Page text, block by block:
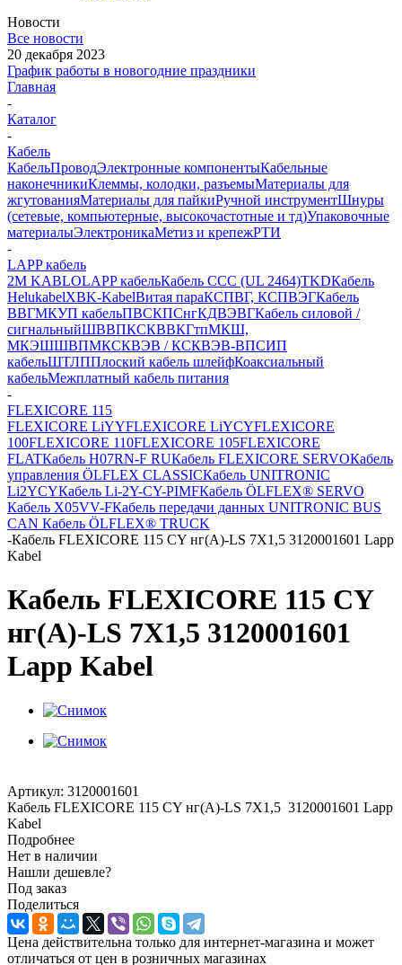
Новости
Все новости
20 декабря 2023
График работы в новогодние праздники
Главная
-
Каталог
-
Кабель
КабельПроводЭлектронные компонентыКабельные
наконечникиКлеммы, колодки, разъемыМатериалы для
жгутованияМатериалы для пайкиРучной инструментШнуры
(сетевые, компьютерные, высокочастотные и тд)Упаковочные
материалыЭлектроникаМетиз и крепежРТИ
-
LAPP кабель
2M KABLOLAPP кабельКабель CCC (UL 2464)TKDКабель
HelukabelXBK-KabelВитая параКСПВГ, КСПВЭГКабель
ВВГМКУП кабельПВСКПСнгКДВЭВГКабель силовой /
сигнальныйШВВПКСКВВКГтпМКШ,
МКЭШШВПМКСКВЭВ / КСКВЭВ-ВПСИП
кабельШТЛППлоский кабель шлейфКоаксиальный
кабельМежплатный кабель питания
-
FLEXICORE 115
FLEXICORE LiYYFLEXICORE LiYCYFLEXICORE
100FLEXICORE 110FLEXICORE 105FLEXICORE
FLATКабель H07RN-F RUКабель FLEXICORE SERVOКабель
управления ÖLFLEX CLASSICКабель UNITRONIC
Li2YCYКабель Li-2Y-CY-PIMFКабель ÖLFLEX® SERVO
Кабель X05VV-FКабель передачи данных UNITRONIC BUS
CAN Кабель ÖLFLEX® TRUCK
-Кабель FLEXICORE 115 CY нг(А)-LS 7X1,5 3120001601 Lapp
Kabel
Кабель FLEXICORE 115 CY
нг(А)-LS 7X1,5 3120001601
Lapp Kabel
Артикул: 3120001601
Кабель FLEXICORE 115 CY нг(А)-LS 7X1,5 3120001601 Lapp
Kabel
Подробнее
Нет в наличии
Нашли дешевле?
Под заказ
Поделиться
Цена действительна только для интернет-магазина и может
отличаться от цен в розничных магазинах